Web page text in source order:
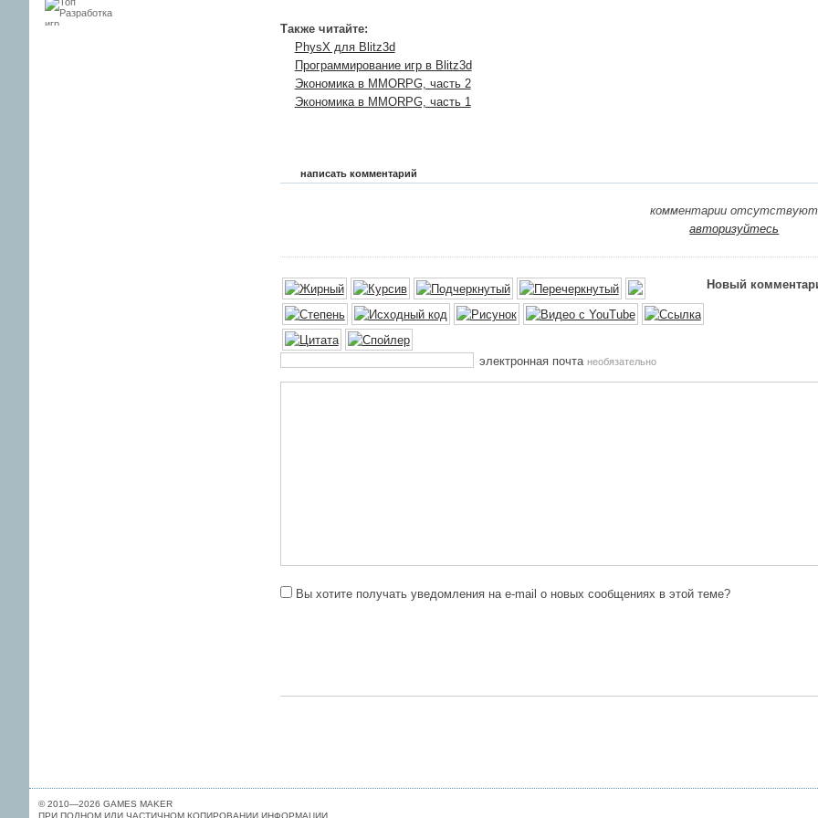
Также читайте:
PhysX для Blitz3d
Программирование игр в Blitz3d
Экономика в MMORPG, часть 2
Экономика в MMORPG, часть 1
написать комментарий
комментарии отсутствуют
авторизуйтесь
Новый
электронная почта необязательно
Вы хотите получать уведомления на e-mail о новых сообщениях в этой теме?
© 2010—2026 GAMES MAKER
ПРИ ПОЛНОМ ИЛИ ЧАСТИЧНОМ КОПИРОВАНИИ ИНФОРМАЦИИ